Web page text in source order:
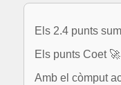
Els 2.4 punts
Els punts Coet
Amb el còmput